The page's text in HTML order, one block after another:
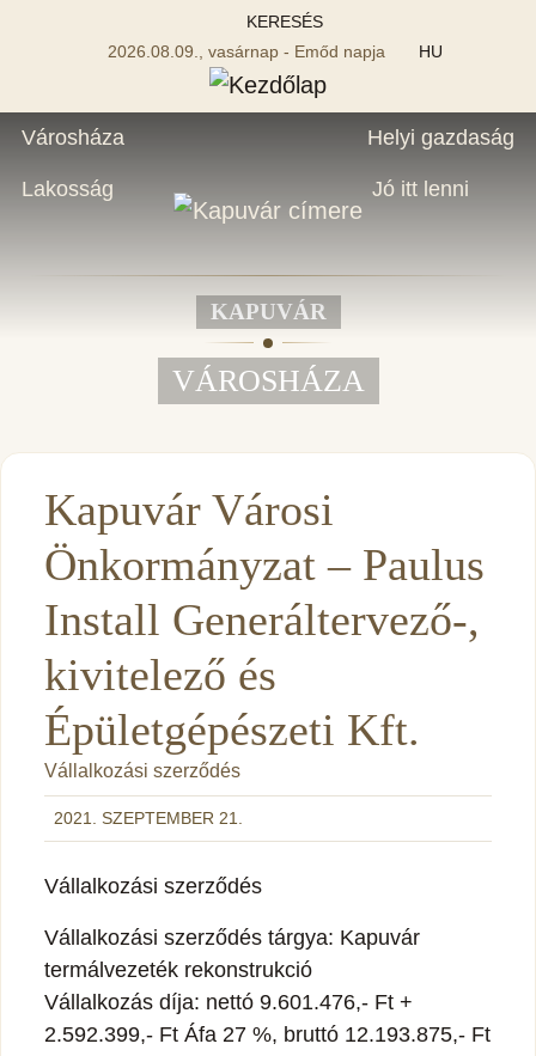
KERESÉS
2026.08.09., vasárnap - Emőd napja
HU
Városháza
Lakosság
Helyi gazdaság
Jó itt lenni
KAPUVÁR
VÁROSHÁZA
Kapuvár Városi
Önkormányzat – Paulus
Install Generáltervező-,
kivitelező és
Épületgépészeti Kft.
Vállalkozási szerződés
2021. SZEPTEMBER 21.
Vállalkozási szerződés
Vállalkozási szerződés tárgya: Kapuvár
termálvezeték rekonstrukció
Vállalkozás díja: nettó 9.601.476,- Ft +
2.592.399,- Ft Áfa 27 %, bruttó 12.193.875,- Ft